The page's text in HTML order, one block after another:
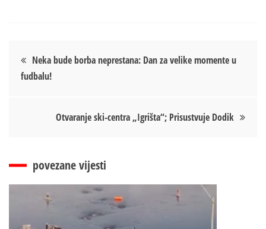
Кретање
чланка
Neka bude borba neprestana: Dan za velike momente u
fudbalu!
Otvaranje ski-centra „Igrišta“; Prisustvuje Dodik
povezane vijesti